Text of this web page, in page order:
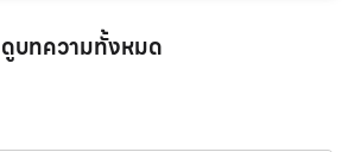
ดูบทความทั้งหมด